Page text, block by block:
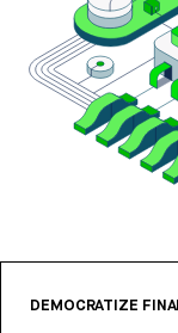
DEMOCRATIZE